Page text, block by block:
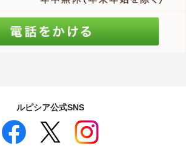
ルピシア公式SNS